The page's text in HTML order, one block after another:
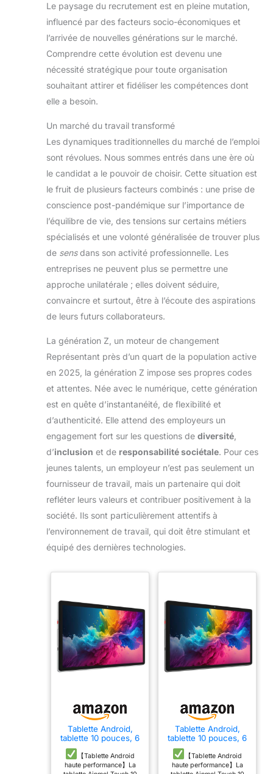
Le paysage du recrutement est en pleine mutation,
influencé par des facteurs socio-économiques et
l’arrivée de nouvelles générations sur le marché.
Comprendre cette évolution est devenu une
nécessité stratégique pour toute organisation
souhaitant attirer et fidéliser les compétences dont
elle a besoin.
Un marché du travail transformé
Les dynamiques traditionnelles du marché de l’emploi
sont révolues. Nous sommes entrés dans une ère où
le candidat a le pouvoir de choisir. Cette situation est
le fruit de plusieurs facteurs combinés : une prise de
conscience post-pandémique sur l’importance de
l’équilibre de vie, des tensions sur certains métiers
spécialisés et une volonté généralisée de trouver plus
de sensdans son activité professionnelle. Les
entreprises ne peuvent plus se permettre une
approche unilatérale ; elles doivent séduire,
convaincre et surtout, être à l’écoute des aspirations
de leurs futurs collaborateurs.
La génération Z, un moteur de changement
Représentant près d’un quart de la population active
en 2025, la génération Z impose ses propres codes
et attentes. Née avec le numérique, cette génération
est en quête d’instantanéité, de flexibilité et
d’authenticité. Elle attend des employeurs un
engagement fort sur les questions de diversité
d’inclusion et de responsabilité sociétale. Pour ces
jeunes talents, un employeur n’est pas seulement un
fournisseur de travail, mais un partenaire qui doit
refléter leurs valeurs et contribuer positivement à la
société. Ils sont particulièrement attentifs à
l’environnement de travail, qui doit être stimulant et
équipé des dernières technologies.
Tablette Android,
tablette 10 pouces, 6
(extensible jusqu'à
128 Go), tablette
【Tablette Android
haute performance】La
Tablette Android,
tablette 10 pouces, 6
(extensible jusqu'à
128 Go), tablette
【Tablette Android
haute performance】La